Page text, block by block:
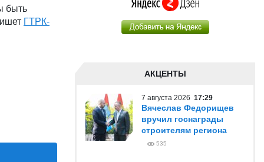
быть
ГТРК-
АКЦЕНТЫ
7 августа 2026 17:29
Вячеслав Федорищев
вручил госнаграды
строителям региона
535